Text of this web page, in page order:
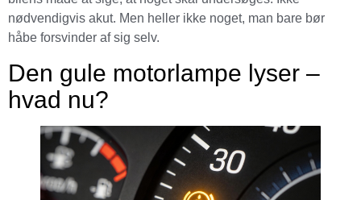
nødvendigvis akut. Men heller ikke noget, man bare bør
håbe forsvinder af sig selv.
Den gule motorlampe lyser –
hvad nu?